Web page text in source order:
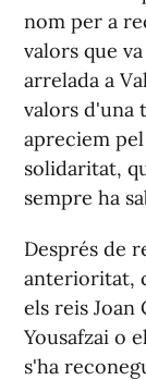
nom per a
valors que
arrelada a
valors d'una
apreciem
solidaritat,
sempre ha
Després de
anterioritat,
els reis Joan
Yousafzai o
s'ha